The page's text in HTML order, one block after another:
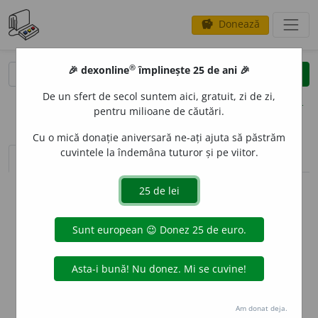
savings Donează
clear
opțiuni
sinteza definițiilor (1) definiții (13) declinări
info
Aceste definiții sunt compilate de
echipa dexonline. Definițiile
originale se află pe filadefiniții.
preferințe
🎉 dexonline® împlinește 25 de ani 🎉
De un sfert de secol suntem aici, gratuit, zi de zi,
pentru milioane de căutări.
Cu o mică donație aniversară ne-ați ajuta să păstrăm
cuvintele la îndemâna tuturor și pe viitor.
Am donat deja.